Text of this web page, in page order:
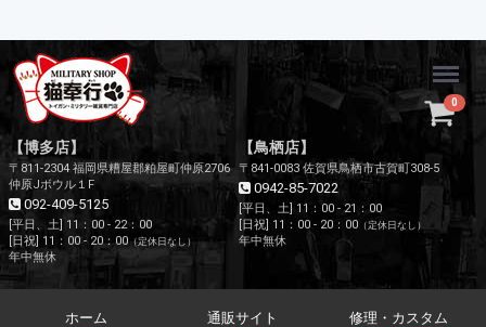
【博多店】
〒811-2304 福岡県糟屋郡粕屋町仲原2706
仲原Jボウル１F
092-409-5125
[平日、土] 11：00 - 22：00
[日祝] 11：00 - 20：00 （定休日なし）
年中無休
【鳥栖店】
〒841-0083 佐賀県鳥栖市古賀町308-5
0942-85-7022
[平日、土] 11：00 - 21：00
[日祝] 11：00 - 20：00 （定休日なし）
年中無休
0
Menu
ホーム 通販サイト 修理・カスタム